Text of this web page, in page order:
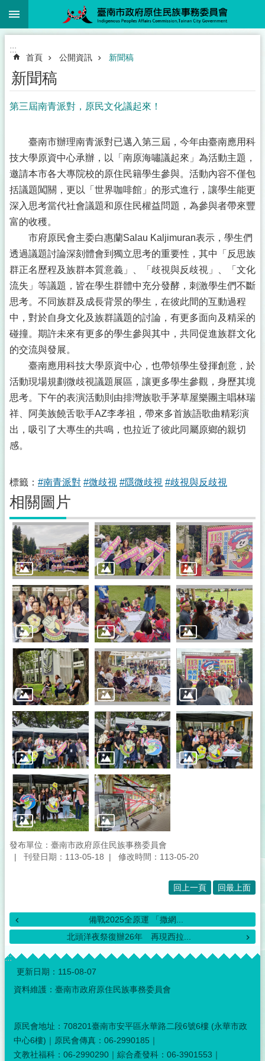
跳到主要內容區塊
:::
首頁 公開資訊 新聞稿
新聞稿
第三屆南青派對，原民文化議起來！
臺南市辦理南青派對已邁入第三屆，今年由臺南應用科
技大學原資中心承辦，以「南原海嘯議起來」為活動主題，
邀請本市各大專院校的原住民籍學生參與。活動內容不僅包
括議題闖關，更以「世界咖啡館」的形式進行，讓學生能更
深入思考當代社會議題和原住民權益問題，為參與者帶來豐
富的收穫。
市府原民會主委白惠蘭Salau Kaljimuran表示，學生們
透過議題討論深刻體會到獨立思考的重要性，其中「反思族
群正名歷程及族群本質意義」、「歧視與反歧視」、「文化
流失」等議題，皆在學生群體中充分發酵，刺激學生們不斷
思考。不同族群及成長背景的學生，在彼此間的互動過程
中，對於自身文化及族群議題的討論，有更多面向及精采的
碰撞。期許未來有更多的學生參與其中，共同促進族群文化
的交流與發展。
臺南應用科技大學原資中心，也帶領學生發揮創意，於
活動現場規劃微歧視議題展區，讓更多學生參觀，身歷其境
思考。下午的表演活動則由排灣族歌手茅草屋樂團主唱林瑞
祥、阿美族饒舌歌手AZ李孝祖，帶來多首族語歌曲精彩演
出，吸引了大專生的共鳴，也拉近了彼此同屬原鄉的親切
感。
標籤： #南青派對 #微歧視 #隱微歧視 #歧視與反歧視
相關圖片
發布單位：臺南市政府原住民族事務委員會
刊登日期：113-05-18
修改時間：113-05-20
回上一頁 回最上面
備戰2025全原運 「撒網...
北頭洋夜祭復辦26年 再現西拉...
:::
更新日期： 115-08-07
資料維護：臺南市政府原住民族事務委員會
原民會地址：708201臺南市安平區永華路二段6號6樓 (永華市政
中心6樓)｜原民會傳真：06-2990185｜
文教社福科：06-2990290｜綜合產發科：06-3901553｜